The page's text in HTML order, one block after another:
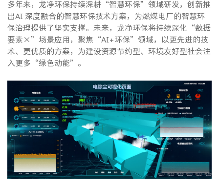
多年来，龙净环保持续深耕“智慧环保”领域研发，创新推
出AI 深度融合的智慧环保技术方案，为燃煤电厂的智慧环
保治理提供了坚实支撑。未来，龙净环保将持续深化“数据
要素×”场景应用，聚焦“AI+环保”领域，以更先进的技
术、更优质的方案，为建设资源节约型、环境友好型社会注
入更多“绿色动能”。